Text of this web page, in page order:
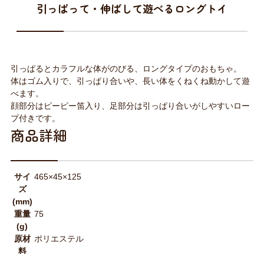
引っぱって・伸ばして遊べるロングトイ
引っぱるとカラフルな体がのびる、ロングタイプのおもちゃ。
体はゴム入りで、引っぱり合いや、長い体をくねくね動かして遊
べます。
顔部分はピーピー笛入り、足部分は引っぱり合いがしやすいロー
プ付きです。
商品詳細
サイ
ズ
(mm)
465×45×125
重量
(g)
75
原材
料
ポリエステル